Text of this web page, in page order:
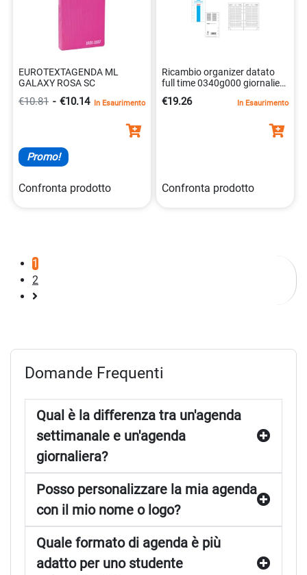
EUROTEXTAGENDA ML
GALAXY ROSA SC
€10.81 - €10.14 In Esaurimento
Promo!
Confronta prodotto
Ricambio organizer datato
full time 0340g000 giornaliero
€19.26 In Esaurimento
Confronta prodotto
1
2
Domande Frequenti
Qual è la differenza tra un'agenda
settimanale e un'agenda
giornaliera?
Posso personalizzare la mia agenda
con il mio nome o logo?
Quale formato di agenda è più
adatto per uno studente